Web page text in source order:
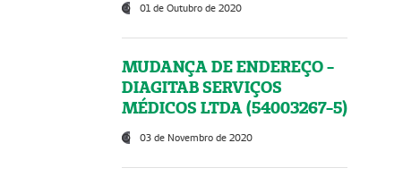
01 de Outubro de 2020
MUDANÇA DE ENDEREÇO -
DIAGITAB SERVIÇOS
MÉDICOS LTDA (54003267-5)
03 de Novembro de 2020